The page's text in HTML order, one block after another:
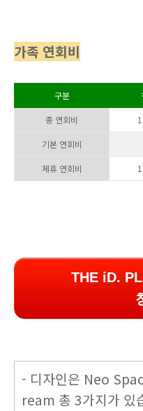
가족 연회비
구분
총 연회비
기본 연회비
제휴 연회비
THE iD.
- 디자인은 Neo
ream 총 3가지가 있